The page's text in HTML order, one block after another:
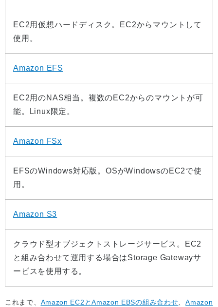
EC2用仮想ハードディスク。EC2からマウントして
使用。
Amazon EFS
EC2用のNAS相当。複数のEC2からのマウントが可
能。Linux限定。
Amazon FSx
EFSのWindows対応版。OSがWindowsのEC2で使
用。
Amazon S3
クラウド型オブジェクトストレージサービス。EC2
と組み合わせて運用する場合はStorage Gatewayサ
ービスを使用する。
これまで、 Amazon EC2とAmazon EBSの組み合わせ 、Amazon